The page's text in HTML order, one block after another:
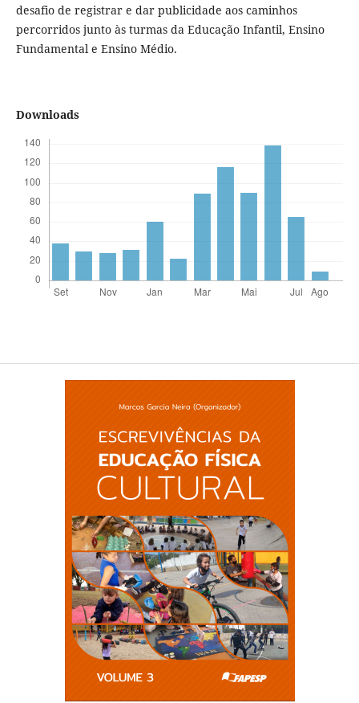
desafio de registrar e dar publicidade aos caminhos
percorridos junto às turmas da Educação Infantil, Ensino
Fundamental e Ensino Médio.
Downloads